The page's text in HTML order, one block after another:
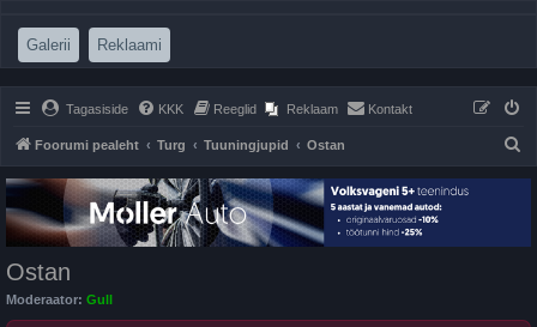
Galerii (Opens a new tab)
Reklaami
Tagasiside KKK Reeglid Reklaam Kontakt
Foorumi pealeht Turg Tuuningjupid Ostan
Ostan
Moderaator: Gull